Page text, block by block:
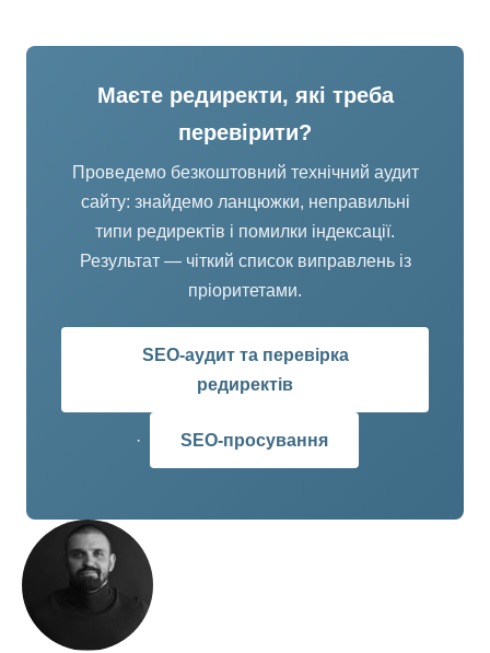
Маєте редиректи, які треба
перевірити?
Проведемо безкоштовний технічний аудит
сайту: знайдемо ланцюжки, неправильні
типи редиректів і помилки індексації.
Результат — чіткий список виправлень із
пріоритетами.
SEO-аудит та перевірка
редиректів
· SEO-просування